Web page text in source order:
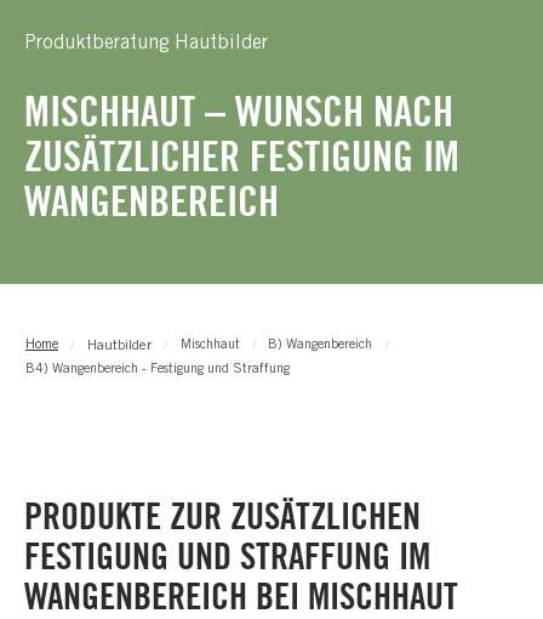
Produktberatung Hautbilder
MISCHHAUT – WUNSCH NACH
ZUSÄTZLICHER FESTIGUNG IM
WANGENBEREICH
Home Hautbilder Mischhaut
B) Wangenbereich
B4) Wangenbereich - Festigung und Straffung
PRODUKTE ZUR ZUSÄTZLICHEN
FESTIGUNG UND STRAFFUNG IM
WANGENBEREICH BEI MISCHHAUT